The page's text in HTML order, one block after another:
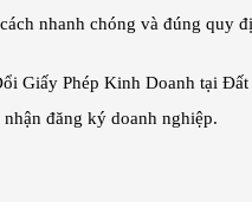
nhanh chóng và đúng quy
Giấy Phép Kinh Doanh tại
đăng ký doanh nghiệp.